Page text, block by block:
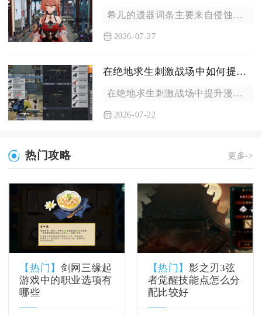
希儿的遗器词条主要来自侵蚀隧洞掉落、模拟宇宙沉浸奖励、遗器重...
2026-07-27
在绝地求生刺激战场中如何提升漫步走的效果
在绝地求生刺激战场中提升漫步走效果的核心在于精准控摇杆、搭配...
2026-07-22
热门攻略 更多->
【热门】 剑网三缘起
游戏中的职业选项有
哪些
【热门】影之刃3弦
者觉醒技能点怎么分
配比较好